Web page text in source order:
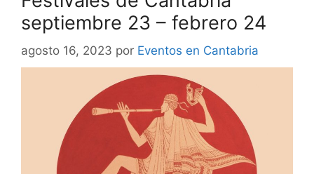
septiembre 23 – febrero 24
agosto 16, 2023 por Eventos en Cantabria